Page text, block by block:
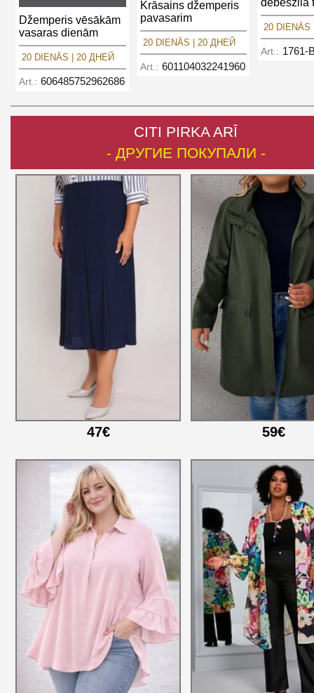
Džemperis vēsākām
vasaras dienām
20 DIENĀS | 20 ДНЕЙ
Art.: 606485752962686
Krāsains džemperis
pavasarim
20 DIENĀS | 20 ДНЕЙ
Art.: 601104032241960
debeszilā
20
Art.: 1761-
CITI PIRKA ARĪ
- ДРУГИЕ ПОКУПАЛИ -
47€ 59€